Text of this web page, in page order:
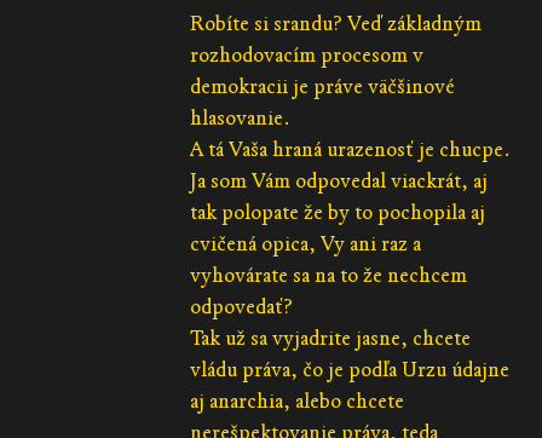
Robíte si srandu? Veď základným
rozhodovacím procesom v
demokracii je práve väčšinové
hlasovanie.
A tá Vaša hraná urazenosť je chucpe.
Ja som Vám odpovedal viackrát, aj
tak polopate že by to pochopila aj
cvičená opica, Vy ani raz a
vyhovárate sa na to že nechcem
odpovedať?
Tak už sa vyjadrite jasne, chcete
vládu práva, čo je podľa Urzu údajne
aj anarchia, alebo chcete
nerešpektovanie práva, teda